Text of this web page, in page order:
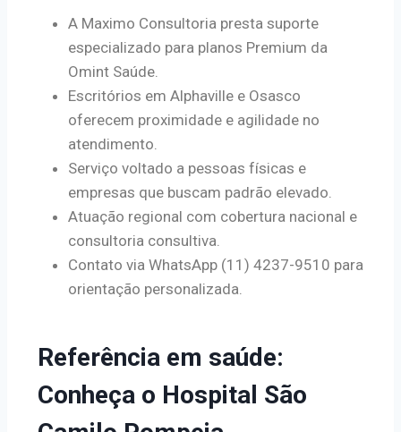
A Maximo Consultoria presta suporte
especializado para planos Premium da
Omint Saúde.
Escritórios em Alphaville e Osasco
oferecem proximidade e agilidade no
atendimento.
Serviço voltado a pessoas físicas e
empresas que buscam padrão elevado.
Atuação regional com cobertura nacional e
consultoria consultiva.
Contato via WhatsApp (11) 4237-9510 para
orientação personalizada.
Referência em saúde:
Conheça o Hospital São